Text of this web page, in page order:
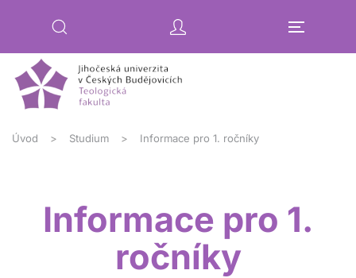
Úvod Studium Informace pro 1. ročníky
Informace pro 1.
ročníky